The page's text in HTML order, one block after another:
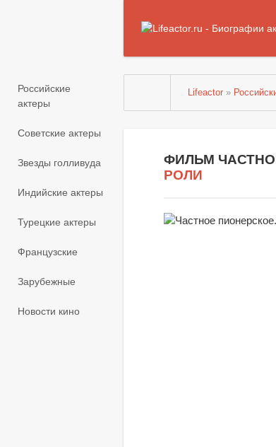
Российские
актеры
Советские актеры
Звезды голливуда
Индийские актеры
Турецкие актеры
Французские
Зарубежные
Новости кино
Lifeactor »
ФИЛЬМ
РОЛИ